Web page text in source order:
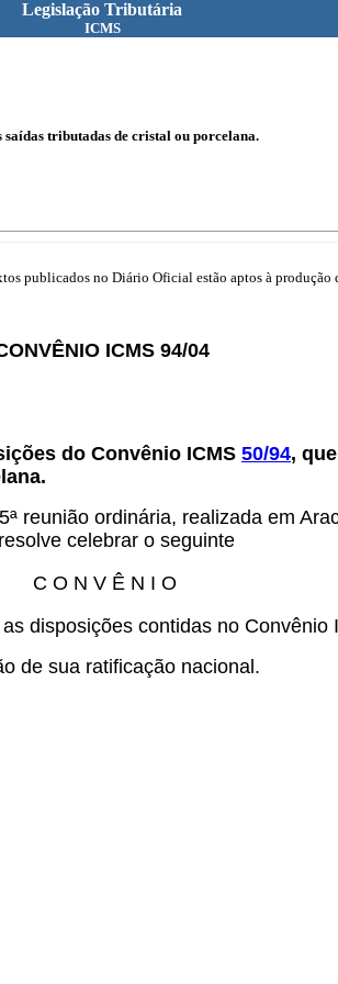
Legislação Tributária
ICMS
saídas tributadas de cristal ou porcelana.
publicados no Diário Oficial estão aptos à produção
ICMS 94/04
do Convênio ICMS 50/94,
reunião ordinária, realizada em
celebrar o seguinte
C O N V Ê N I O
disposições contidas no
de sua ratificação nacional.